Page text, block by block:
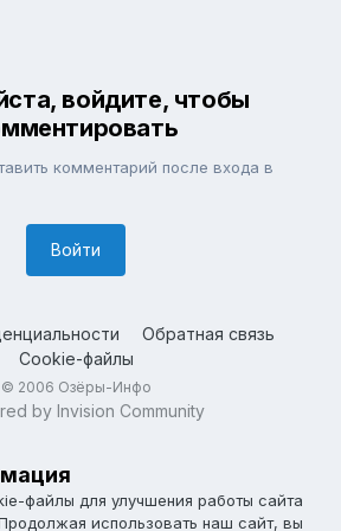
войдите, чтобы
комментарий после входа в
Войти
Обратная связь
Cookie-файлы
© 2006 Озёры-Инфо
by Invision Community
файлы для улучшения работы сайта
использовать наш сайт, вы